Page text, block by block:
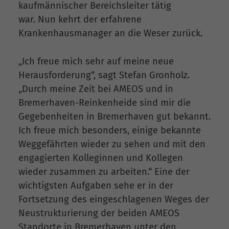
kaufmännischer Bereichsleiter tätig
war. Nun kehrt der erfahrene
Krankenhausmanager an die Weser zurück.
„Ich freue mich sehr auf meine neue
Herausforderung“, sagt Stefan Gronholz.
„Durch meine Zeit bei AMEOS und in
Bremerhaven-Reinkenheide sind mir die
Gegebenheiten in Bremerhaven gut bekannt.
Ich freue mich besonders, einige bekannte
Weggefährten wieder zu sehen und mit den
engagierten Kolleginnen und Kollegen
wieder zusammen zu arbeiten.“ Eine der
wichtigsten Aufgaben sehe er in der
Fortsetzung des eingeschlagenen Weges der
Neustrukturierung der beiden AMEOS
Standorte in Bremerhaven unter den